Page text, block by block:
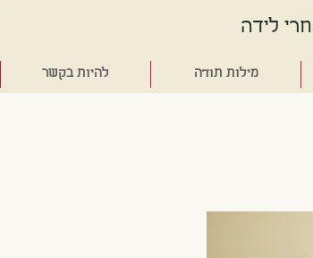
לידה
מילות תודה להיות בקשר